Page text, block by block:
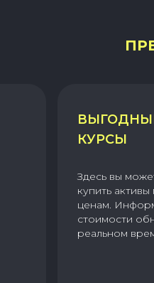
КУРСЫ
Здесь вы
купить
ценам.
стоимости
реальном